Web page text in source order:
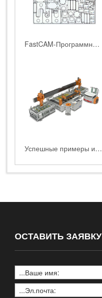
FastCAM-Программное обеспечение для автоматического редактирования и раскроя
Успешные примеры использования водоструйной резки HEAD WATERJET в глубокой переработке стеклаПример клиента — HEAD WATERJET входит в сферу глубокой переработки стекла
ОСТАВИТЬ ЗАЯВКУ